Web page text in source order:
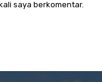
saya berkomentar.